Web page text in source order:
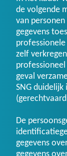
de volgende
van
gegevens
zelf
geval
SNG
De
gegevens
gegevens